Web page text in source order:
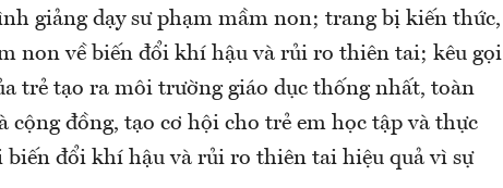
giảng dạy sư phạm mầm non; trang bị kiến thức,
non về biến đổi khí hậu và rủi ro thiên tai; kêu gọi
trẻ tạo ra môi trường giáo dục thống nhất, toàn
cộng đồng, tạo cơ hội cho trẻ em học tập và thực
biến đổi khí hậu và rủi ro thiên tai hiệu quả vì sự